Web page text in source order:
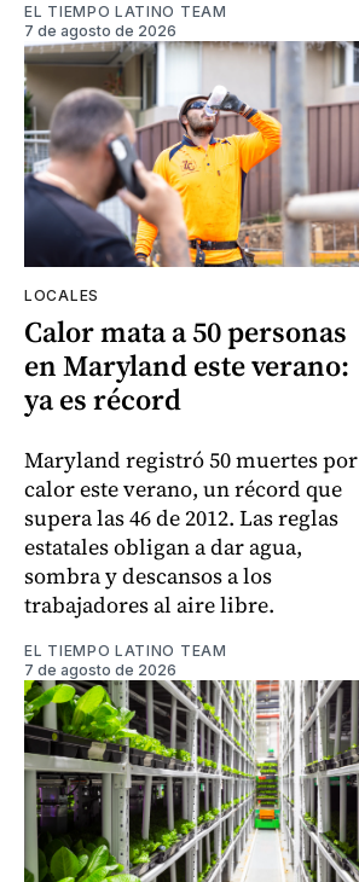
EL TIEMPO LATINO TEAM
7 de agosto de 2026
LOCALES
Calor mata a 50 personas
en Maryland este verano:
ya es récord
Maryland registró 50 muertes por
calor este verano, un récord que
supera las 46 de 2012. Las reglas
estatales obligan a dar agua,
sombra y descansos a los
trabajadores al aire libre.
EL TIEMPO LATINO TEAM
7 de agosto de 2026